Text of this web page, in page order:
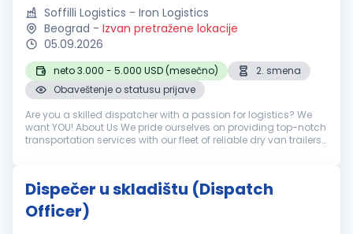
Soffilli Logistics - Iron Logistics
Beograd - Izvan pretražene lokacije
05.09.2026
neto 3.000 - 5.000 USD (mesečno)
2. smena
Obaveštenje o statusu prijave
Are you a skilled dispatcher with a passion for logistics? We
want YOU! About Us We pride ourselves on providing top-notch
transportation services with our fleet of reliable dry van trailers.
Dispečer u skladištu (Dispatch
Officer)